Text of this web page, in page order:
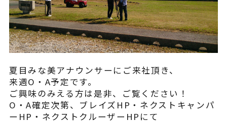
ニュース
よくある質問
夏目みな美アナウンサーにご来社頂き、
来週O・A予定です。
ご興味のみえる方は是非、ご覧ください！
O・A確定次第、ブレイズHP・ネクストキャンパ
ーHP・ネクストクルーザーHPにて